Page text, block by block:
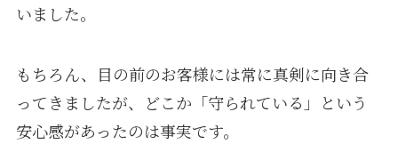
いました。
もちろん、目の前のお客様には常に真剣に向き合
ってきましたが、どこか「守られている」という
安心感があったのは事実です。